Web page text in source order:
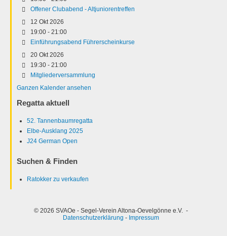
Offener Clubabend - Altjuniorentreffen
12 Okt 2026
19:00 - 21:00
Einführungsabend Führerscheinkurse
20 Okt 2026
19:30 - 21:00
Mitgliederversammlung
Ganzen Kalender ansehen
Regatta aktuell
52. Tannenbaumregatta
Elbe-Ausklang 2025
J24 German Open
Suchen & Finden
Ratokker zu verkaufen
© 2026 SVAOe - Segel-Verein Altona-Oevelgönne e.V. -
Datenschutzerklärung - Impressum